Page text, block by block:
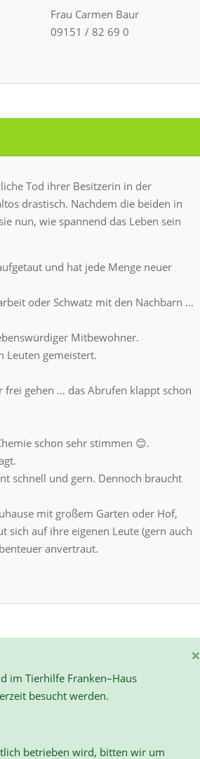
Frau Carmen Baur
09151 / 82 69 0
Tod ihrer Besitzerin in der
drastisch. Nachdem die beiden in
nun, wie spannend das Leben sein
und hat jede Menge neuer
oder Schwatz mit den Nachbarn …
Mitbewohner.
Leuten gemeistert.
frei gehen … das Abrufen klappt schon
schon sehr stimmen 😊.
schnell und gern. Dennoch braucht
mit großem Garten oder Hof,
sich auf ihre eigenen Leute (gern auch
anvertraut.
×
im Tierhilfe Franken–Haus
besucht werden.
betrieben wird, bitten wir um